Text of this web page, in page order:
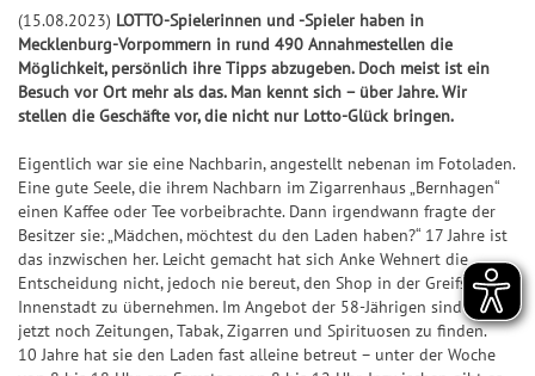
7
7
S
P
E
R
6
G
l
ü
p
o
t
s
G
e
w
i
n
n
e
p
i
e
l
7
7
S
U
P
E
R
Jac
kp
ot-
Jä
r
ke
n
+6
+7
+9 +10
p
i
e
l
7
7
S
U
P
E
R
Pr
oje
ktf
ör
ru
ng
Natu
r-
und
Um
welt
schu
tz
dan
i
e
g
e
-
C
h
a
n
c
e
5
Ge
wi
za
hle
n
e
r
b
i
a
n
z
G
l
ü
l
e
it
u
g
G
e
w
i
n
n
S
p
i
e
l
a
n
l
e
it
u
n
(15.08.2023) LOTTO-Spielerinnen und -Spieler haben in
Mecklenburg-Vorpommern in rund 490 Annahmestellen die
Möglichkeit, persönlich ihre Tipps abzugeben. Doch meist ist ein
Besuch vor Ort mehr als das. Man kennt sich – über Jahre. Wir
stellen die Geschäfte vor, die nicht nur Lotto-Glück bringen.
Eigentlich war sie eine Nachbarin, angestellt nebenan im Fotoladen.
Eine gute Seele, die ihrem Nachbarn im Zigarrenhaus „Bernhagen“
einen Kaffee oder Tee vorbeibrachte. Dann irgendwann fragte der
Besitzer sie: „Mädchen, möchtest du den Laden haben?“ 17 Jahre ist
das inzwischen her. Leicht gemacht hat sich Anke Wehnert die
Entscheidung nicht, jedoch nie bereut, den Shop in der Greifswalder
Innenstadt zu übernehmen. Im Angebot der 58-Jährigen sind auch
jetzt noch Zeitungen, Tabak, Zigarren und Spirituosen zu finden.
10 Jahre hat sie den Laden fast alleine betreut – unter der Woche